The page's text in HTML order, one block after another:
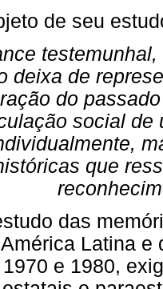
de seu
deixa de
do
social de
que
das
Latina
e 1980,